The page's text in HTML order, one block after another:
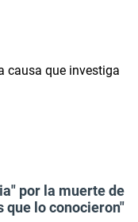
por la muerte de
que lo conocieron"